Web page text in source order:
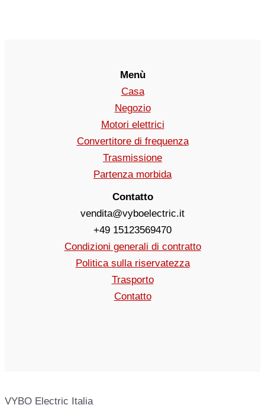
Menù
Casa
Negozio
Motori elettrici
Convertitore di frequenza
Trasmissione
Partenza morbida
Contatto
vendita@vyboelectric.it
+49 15123569470
Condizioni generali di contratto
Politica sulla riservatezza
Trasporto
Contatto
VYBO Electric Italia